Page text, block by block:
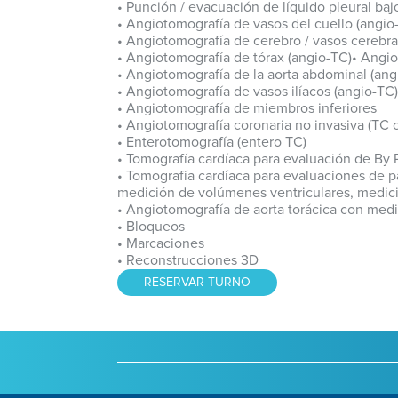
• Punción / evacuación de líquido pleural
• Angiotomografía de vasos del cuello
• Angiotomografía de cerebro / vasos
• Angiotomografía de tórax (angio-TC)•
• Angiotomografía de la aorta abdominal
• Angiotomografía de vasos ilíacos (angio-TC)
• Angiotomografía de miembros inferiores
• Angiotomografía coronaria no invasiva (TC
• Enterotomografía (entero TC)
• Tomografía cardíaca para evaluación de
• Tomografía cardíaca para evaluaciones
medición de volúmenes ventriculares,
• Angiotomografía de aorta torácica con
• Bloqueos
• Marcaciones
• Reconstrucciones 3D
RESERVAR TURNO